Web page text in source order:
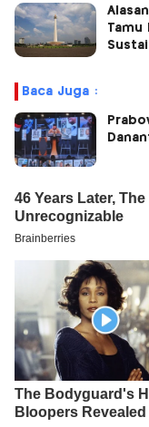
Tamu
Baca Juga :